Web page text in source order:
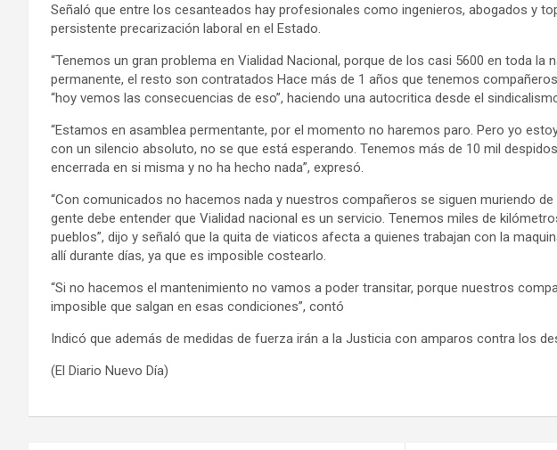
Señaló que entre los cesanteados hay profesionales como ingenieros, abogados y
persistente precarización laboral en el Estado.
“Tenemos un gran problema en Vialidad Nacional, porque de los casi 5600 en toda la
permanente, el resto son contratados Hace más de 1 años que tenemos
“hoy vemos las consecuencias de eso”, haciendo una autocritica desde el
“Estamos en asamblea permentante, por el momento no haremos paro. Pero yo
con un silencio absoluto, no se que está esperando. Tenemos más de 10 mil
encerrada en si misma y no ha hecho nada”, expresó.
“Con comunicados no hacemos nada y nuestros compañeros se siguen muriendo de
gente debe entender que Vialidad nacional es un servicio. Tenemos miles de
pueblos”, dijo y señaló que la quita de viaticos afecta a quienes trabajan con la
allí durante días, ya que es imposible costearlo.
“Si no hacemos el mantenimiento no vamos a poder transitar, porque nuestros
imposible que salgan en esas condiciones”, contó
Indicó que además de medidas de fuerza irán a la Justicia con amparos contra los
(El Diario Nuevo Día)